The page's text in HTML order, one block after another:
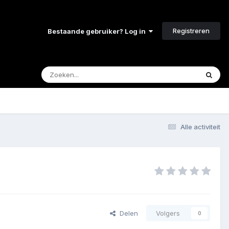
Bestaande gebruiker? Log in Registreren
Alle activiteit
Delen Volgers 0